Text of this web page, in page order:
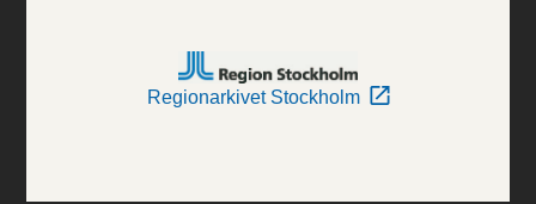
Regionarkivet Stockholm